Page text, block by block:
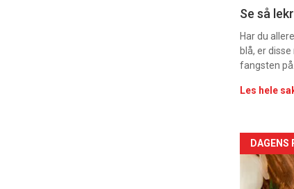
rett
2
Se så
Har du
blå, er
fangsten på.
Les hele
detail
DAGENS